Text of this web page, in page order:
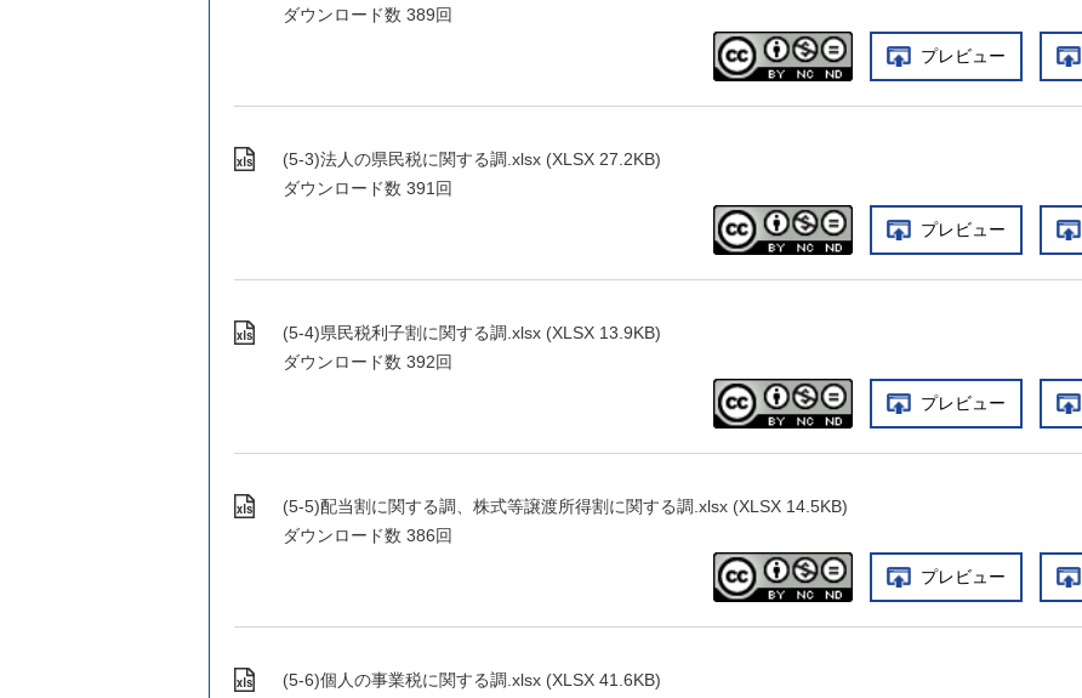
ダウンロード数 389回
プレビュー
(5-3)法人の県民税に関する調.xlsx (XLSX 27.2KB)
ダウンロード数 391回
プレビュー
(5-4)県民税利子割に関する調.xlsx (XLSX 13.9KB)
ダウンロード数 392回
プレビュー
(5-5)配当割に関する調、株式等譲渡所得割に関する調.xlsx (XLSX 14.5KB)
ダウンロード数 386回
プレビュー
(5-6)個人の事業税に関する調.xlsx (XLSX 41.6KB)